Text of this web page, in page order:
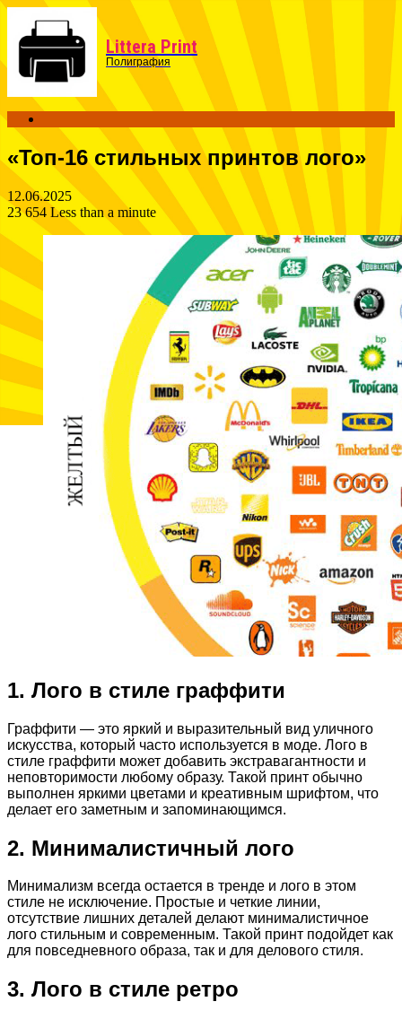
Menu
Littera Print
Полиграфия
«Топ-16 стильных принтов лого»
12.06.2025
23 654 Less than a minute
1. Лого в стиле граффити
Граффити — это яркий и выразительный вид уличного
искусства, который часто используется в моде. Лого в
стиле граффити может добавить экстравагантности и
неповторимости любому образу. Такой принт обычно
выполнен яркими цветами и креативным шрифтом, что
делает его заметным и запоминающимся.
2. Минималистичный лого
Минимализм всегда остается в тренде и лого в этом
стиле не исключение. Простые и четкие линии,
отсутствие лишних деталей делают минималистичное
лого стильным и современным. Такой принт подойдет как
для повседневного образа, так и для делового стиля.
3. Лого в стиле ретро